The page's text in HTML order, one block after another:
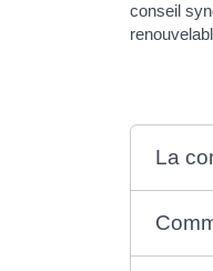
conseil
La